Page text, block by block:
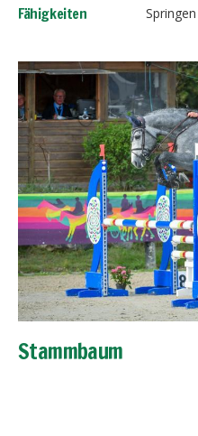
Katzen
Hunde
Pferde
Fähigkeiten Springen
Stammbaum